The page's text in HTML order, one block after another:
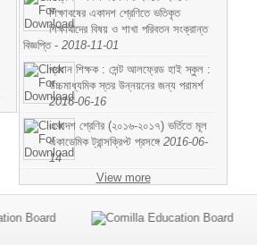
শিক্ষাবষের একাদশ শ্রেণিতে ভতিকৃত
শিক্ষাথীদের বিষয় ও শাখা পরিবতন সংক্রান্ত
বিজ্ঞপ্তি - 2018-11-01
প্রধান শিক্ষক : সেন্ট আলফ্রেড হাই স্কুল :
উচ্চমাধ্যমিক স্তর উন্নয়নের জন্য পরামর্শ
2016-06-16
একাদশ শ্রেণির (২০১৬-২০১৭) ভর্তিতে মূল
একাডেমিক ট্রান্সক্রিপ্ট প্রসঙ্গে 2016-06-
14
View more